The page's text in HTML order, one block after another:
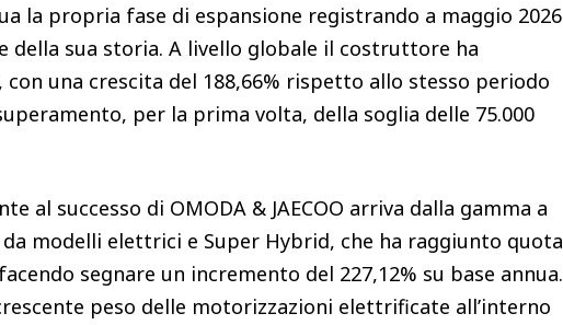
la propria fase di espansione registrando a maggio 2026
della sua storia. A livello globale il costruttore ha
con una crescita del 188,66% rispetto allo stesso periodo
per la prima volta, della soglia delle 75.000
al successo di OMODA & JAECOO arriva dalla gamma a
modelli elettrici e Super Hybrid, che ha raggiunto quota
segnare un incremento del 227,12% su base annua.
peso delle motorizzazioni elettrificate all’interno